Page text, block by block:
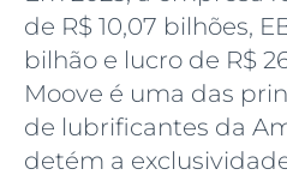
de R$ 10,07 bilhões,
bilhão e lucro de R$
Moove é uma das
de lubrificantes da
detém a